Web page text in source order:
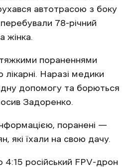
автотрасою з боку
перебували 78-річний
жінка.
пораненнями
лікарні. Наразі медики
допомогу та борються
Задоренко.
поранені —
які їхали на свою дачу.
4:15 російський FPV-дрон